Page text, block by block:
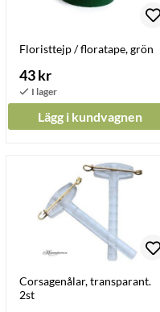
Floristtejp / floratape, grön
43 kr
Lägg i kundvagnen
Corsagenålar, transparant.
2st